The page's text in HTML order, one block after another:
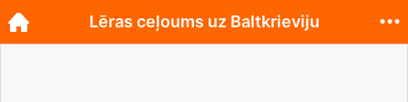
Lēras ceļoums uz Baltkrieviju